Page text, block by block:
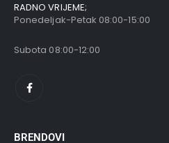
RADNO VRIJEME;
Ponedeljak-Petak 08:00-15:00
Subota 08:00-12:00
BRENDOVI